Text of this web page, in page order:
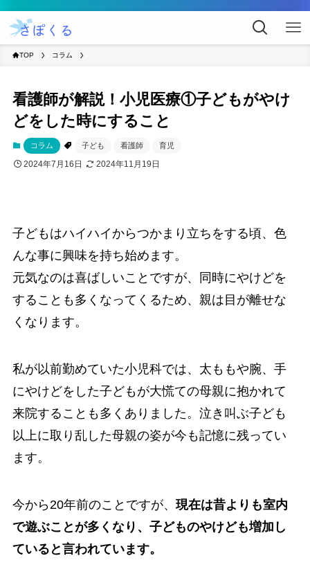
TOP コラム
看護師が解説！小児医療①子どもがやけ
どをした時にすること
コラム 子ども 看護師 育児
2024年7月16日 2024年11月19日
子どもはハイハイからつかまり立ちをする頃、色
んな事に興味を持ち始めます。
元気なのは喜ばしいことですが、同時にやけどを
することも多くなってくるため、親は目が離せな
くなります。
私が以前勤めていた小児科では、太ももや腕、手
にやけどをした子どもが大慌ての母親に抱かれて
来院することも多くありました。泣き叫ぶ子ども
以上に取り乱した母親の姿が今も記憶に残ってい
ます。
今から20年前のことですが、 現在は昔よりも室内
で遊ぶことが多くなり、子どものやけども増加し
ていると言われています。